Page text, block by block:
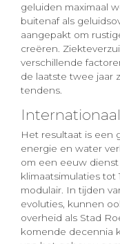
geluiden maximaal
buitenaf als
aangepakt om
creëren.
verschillende
de laatste twee jaar
tendens.
Het resultaat is een
energie en water
om een eeuw
klimaatsimulaties tot
modulair. In tijden
evoluties, kunnen
overheid als Stad
komende decennia